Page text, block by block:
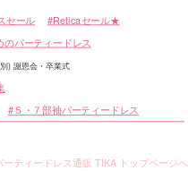
セール Reticaセール★
パーティードレス
) 謝恩会・卒業式
５・７部袖パーティードレス
ティードレス通販 TIKA トップページへ